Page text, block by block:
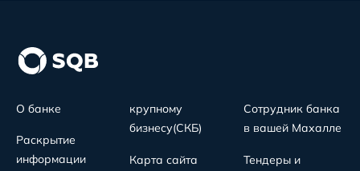
О банке
Раскрытие
информации
крупному
бизнесу(СКБ)
Карта сайта
Сотрудник банка
в вашей Махалле
Тендеры и